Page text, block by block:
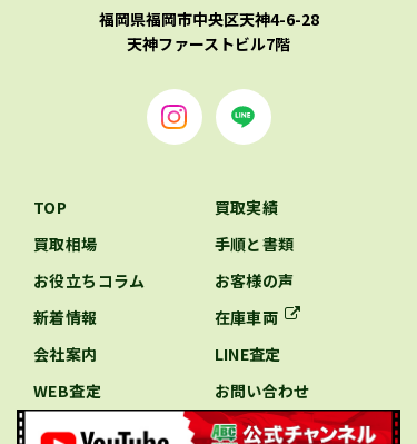
福岡県福岡市中央区天神4-6-28
天神ファーストビル7階
TOP
買取実績
買取相場
手順と書類
お役立ちコラム
お客様の声
新着情報
在庫車両
会社案内
LINE査定
WEB査定
お問い合わせ